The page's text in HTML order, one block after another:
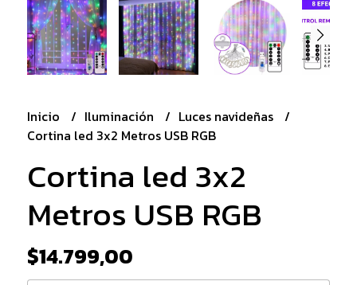
Inicio Iluminación
Luces navideñas
Cortina led 3x2 Metros USB RGB
Cortina led 3x2
Metros USB RGB
$14.799,00